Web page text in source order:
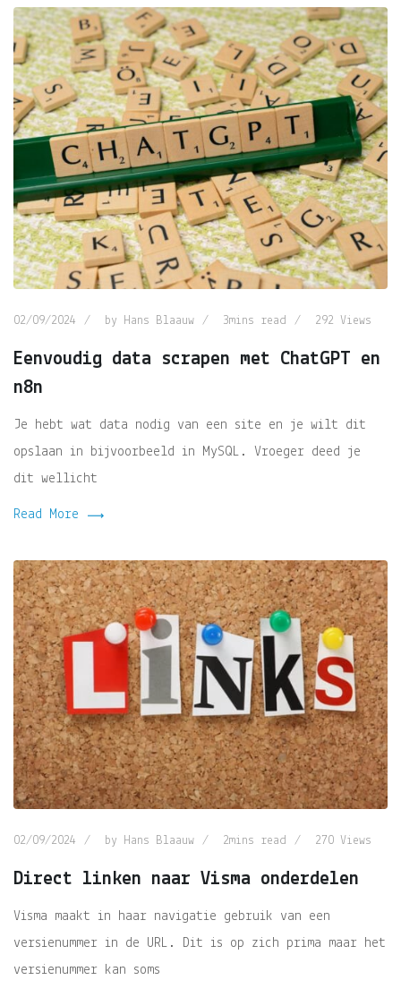
02/09/2024 by Hans Blaauw 3mins read 292 Views
Eenvoudig data scrapen met ChatGPT en
n8n
Je hebt wat data nodig van een site en je wilt dit
opslaan in bijvoorbeeld in MySQL. Vroeger deed je
dit wellicht
Read More
02/09/2024 by Hans Blaauw 2mins read 270 Views
Direct linken naar Visma onderdelen
Visma maakt in haar navigatie gebruik van een
versienummer in de URL. Dit is op zich prima maar het
versienummer kan soms